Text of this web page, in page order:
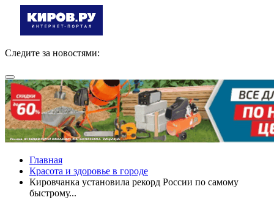
Следите за новостями:
Главная
Красота и здоровье в городе
Кировчанка установила рекорд России по самому
быстрому...